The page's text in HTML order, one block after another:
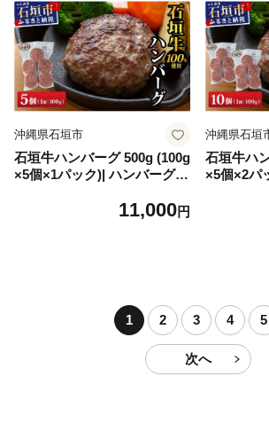
沖縄県石垣市
石垣牛ハンバーグ 500g (100g
×5個×1パック)| ハンバーグ
11,000円
沖縄県石垣
石垣牛ハ
×5個×2パ
1 2 3 4 5
次へ